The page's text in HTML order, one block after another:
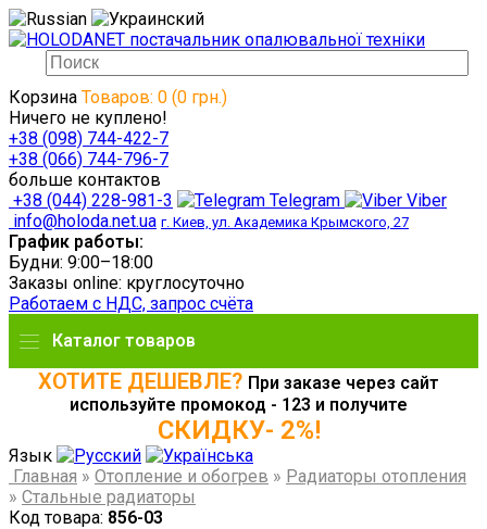
Корзина Товаров: 0 (0 грн.)
Ничего не куплено!
+38 (098) 744-422-7
+38 (066) 744-796-7
больше контактов
+38 (044) 228-981-3
Telegram
Viber
info@holoda.net.ua г. Киев, ул. Академика Крымского, 27
График работы:
Будни: 9:00–18:00
Заказы online: круглосуточно
Работаем с НДС, запрос счёта
Каталог товаров
ХОТИТЕ ДЕШЕВЛЕ? При заказе через сайт
используйте промокод - 123 и получите
СКИДКУ- 2%!
Язык
Главная » Отопление и обогрев » Радиаторы отопления
» Стальные радиаторы
Код товара: 856-03